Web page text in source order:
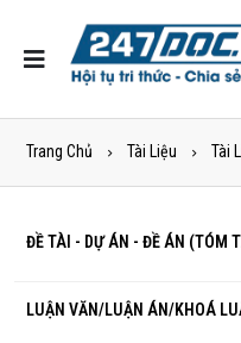
Trang Chủ Tài Liệu Tài
ĐỀ TÀI - DỰ ÁN - ĐỀ ÁN (TÓM
LUẬN VĂN/LUẬN ÁN/KHOÁ